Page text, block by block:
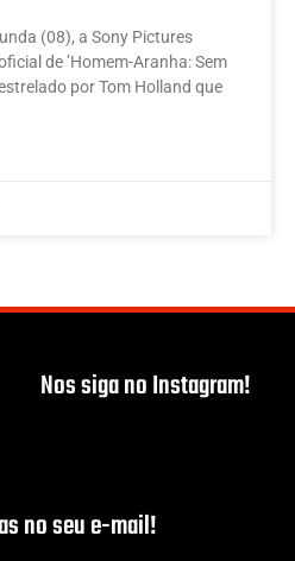
(08), a Sony Pictures
de ’Homem-Aranha: Sem
por Tom Holland que
Nos siga no Instagram!
no seu e-mail!